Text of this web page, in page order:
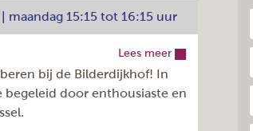
15:15 tot 16:15 uur
Lees meer
bij de Bilderdijkhof! In
begeleid door enthousiaste en